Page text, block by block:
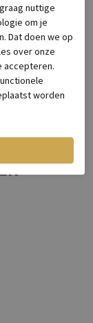
nuttige
om je
Dat doen we op
over onze
accepteren.
worden